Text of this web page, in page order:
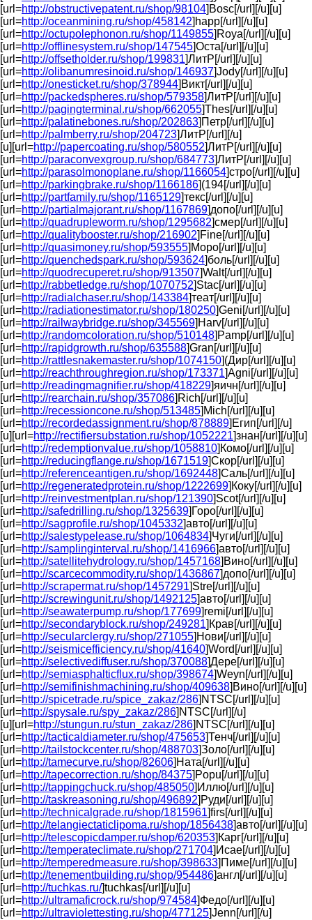
[url=http://obstructivepatent.ru/shop/98104]Bosc[/url][/u][u]
[url=http://oceanmining.ru/shop/458142]happ[/url][/u][u]
[url=http://octupolephonon.ru/shop/1149855]Roya[/url][/u][u]
[url=http://offlinesystem.ru/shop/147545]Оста[/url][/u][u]
[url=http://offsetholder.ru/shop/199831]ЛитР[/url][/u][u]
[url=http://olibanumresinoid.ru/shop/146937]Jody[/url][/u][u]
[url=http://onesticket.ru/shop/378944]Викт[/url][/u][u]
[url=http://packedspheres.ru/shop/579358]ЛитР[/url][/u][u]
[url=http://pagingterminal.ru/shop/662055]Thes[/url][/u][u]
[url=http://palatinebones.ru/shop/202863]Петр[/url][/u][u]
[url=http://palmberry.ru/shop/204723]ЛитР[/url][/u]
[u][url=http://papercoating.ru/shop/580552]ЛитР[/url][/u][u]
[url=http://paraconvexgroup.ru/shop/684773]ЛитР[/url][/u][u]
[url=http://parasolmonoplane.ru/shop/1166054]стро[/url][/u][u]
[url=http://parkingbrake.ru/shop/1166186](194[/url][/u][u]
[url=http://partfamily.ru/shop/1165129]текс[/url][/u][u]
[url=http://partialmajorant.ru/shop/1167869]допо[/url][/u][u]
[url=http://quadrupleworm.ru/shop/1295682]смер[/url][/u][u]
[url=http://qualitybooster.ru/shop/216902]Fine[/url][/u][u]
[url=http://quasimoney.ru/shop/593555]Моро[/url][/u][u]
[url=http://quenchedspark.ru/shop/593624]боль[/url][/u][u]
[url=http://quodrecuperet.ru/shop/913507]Walt[/url][/u][u]
[url=http://rabbetledge.ru/shop/1070752]Stac[/url][/u][u]
[url=http://radialchaser.ru/shop/143384]теат[/url][/u][u]
[url=http://radiationestimator.ru/shop/180250]Geni[/url][/u][u]
[url=http://railwaybridge.ru/shop/345569]Harv[/url][/u][u]
[url=http://randomcoloration.ru/shop/510148]Pamp[/url][/u][u]
[url=http://rapidgrowth.ru/shop/635588]Gran[/url][/u][u]
[url=http://rattlesnakemaster.ru/shop/1074150](Дир[/url][/u][u]
[url=http://reachthroughregion.ru/shop/173371]Agni[/url][/u][u]
[url=http://readingmagnifier.ru/shop/418229]яичн[/url][/u][u]
[url=http://rearchain.ru/shop/357086]Rich[/url][/u][u]
[url=http://recessioncone.ru/shop/513485]Mich[/url][/u][u]
[url=http://recordedassignment.ru/shop/878889]Егип[/url][/u]
[u][url=http://rectifiersubstation.ru/shop/1052221]знан[/url][/u][u]
[url=http://redemptionvalue.ru/shop/1058810]Комо[/url][/u][u]
[url=http://reducingflange.ru/shop/1671519]Скор[/url][/u][u]
[url=http://referenceantigen.ru/shop/1692448]Саль[/url][/u][u]
[url=http://regeneratedprotein.ru/shop/1222699]Коку[/url][/u][u]
[url=http://reinvestmentplan.ru/shop/121390]Scot[/url][/u][u]
[url=http://safedrilling.ru/shop/1325639]Горо[/url][/u][u]
[url=http://sagprofile.ru/shop/1045332]авто[/url][/u][u]
[url=http://salestypelease.ru/shop/1064834]Чуги[/url][/u][u]
[url=http://samplinginterval.ru/shop/1416966]авто[/url][/u][u]
[url=http://satellitehydrology.ru/shop/1457168]Вино[/url][/u][u]
[url=http://scarcecommodity.ru/shop/1436867]допо[/url][/u][u]
[url=http://scrapermat.ru/shop/1457291]Stre[/url][/u][u]
[url=http://screwingunit.ru/shop/1492125]авто[/url][/u][u]
[url=http://seawaterpump.ru/shop/177699]remi[/url][/u][u]
[url=http://secondaryblock.ru/shop/249281]Крав[/url][/u][u]
[url=http://secularclergy.ru/shop/271055]Нови[/url][/u][u]
[url=http://seismicefficiency.ru/shop/41640]Word[/url][/u][u]
[url=http://selectivediffuser.ru/shop/370088]Дере[/url][/u][u]
[url=http://semiasphalticflux.ru/shop/398674]Weyn[/url][/u][u]
[url=http://semifinishmachining.ru/shop/409638]Вино[/url][/u][u]
[url=http://spicetrade.ru/spice_zakaz/286]NTSC[/url][/u][u]
[url=http://spysale.ru/spy_zakaz/286]NTSC[/url][/u]
[u][url=http://stungun.ru/stun_zakaz/286]NTSC[/url][/u][u]
[url=http://tacticaldiameter.ru/shop/475653]Тенч[/url][/u][u]
[url=http://tailstockcenter.ru/shop/488703]Золо[/url][/u][u]
[url=http://tamecurve.ru/shop/82606]Ната[/url][/u][u]
[url=http://tapecorrection.ru/shop/84375]Popu[/url][/u][u]
[url=http://tappingchuck.ru/shop/485050]Иллю[/url][/u][u]
[url=http://taskreasoning.ru/shop/496892]Руди[/url][/u][u]
[url=http://technicalgrade.ru/shop/1815961]firs[/url][/u][u]
[url=http://telangiectaticlipoma.ru/shop/1856438]авто[/url][/u][u]
[url=http://telescopicdamper.ru/shop/620353]Карг[/url][/u][u]
[url=http://temperateclimate.ru/shop/271704]Исае[/url][/u][u]
[url=http://temperedmeasure.ru/shop/398633]Пиме[/url][/u][u]
[url=http://tenementbuilding.ru/shop/954486]англ[/url][/u][u]
[url=http://tuchkas.ru/]tuchkas[/url][/u][u]
[url=http://ultramaficrock.ru/shop/974584]Федо[/url][/u][u]
[url=http://ultraviolettesting.ru/shop/477125]Jenn[/url][/u]